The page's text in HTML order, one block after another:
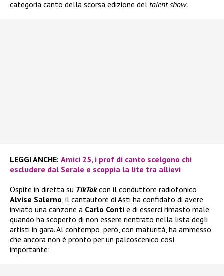
categoria canto della scorsa edizione del talent show.
LEGGI ANCHE: Amici 25, i prof di canto scelgono chi
escludere dal Serale e scoppia la lite tra allievi
Ospite in diretta su TikTokcon il conduttore radiofonico
Alvise Salerno, il cantautore di Asti ha confidato di avere
inviato una canzone a Carlo Conti e di esserci rimasto male
quando ha scoperto di non essere rientrato nella lista degli
artisti in gara. Al contempo, però, con maturità, ha ammesso
che ancora non è pronto per un palcoscenico così
importante: